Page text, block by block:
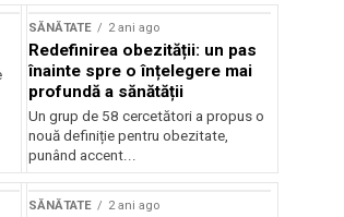
SĂNĂTATE 2 ani ago
Redefinirea obezității: un pas
înainte spre o înțelegere mai
profundă a sănătății
Un grup de 58 cercetători a propus o
nouă definiție pentru obezitate,
punând accent...
SĂNĂTATE 2 ani ago